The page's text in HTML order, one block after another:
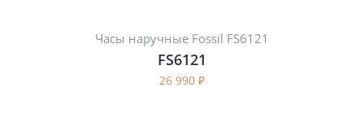
Часы наручные Fossil FS6121
FS6121
26 990 ₽